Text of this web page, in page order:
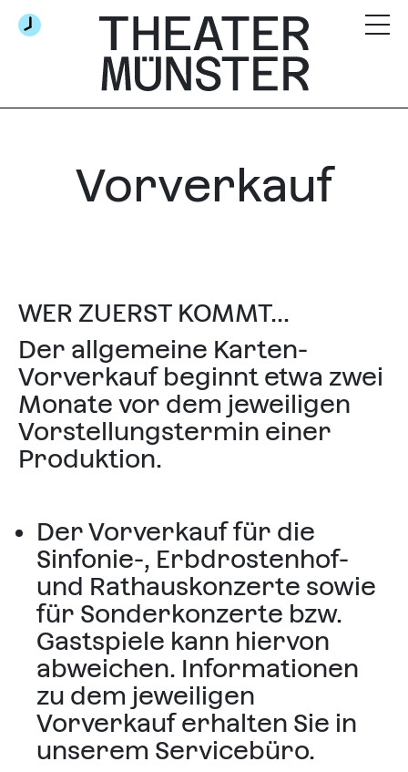
Vorverkauf
WER ZUERST KOMMT...
Der allgemeine Karten-
Vorverkauf beginnt etwa zwei
Monate vor dem jeweiligen
Vorstellungstermin einer
Produktion.
Der Vorverkauf für die
Sinfonie-, Erbdrostenhof-
und Rathauskonzerte sowie
für Sonderkonzerte bzw.
Gastspiele kann hiervon
abweichen. Informationen
zu dem jeweiligen
Vorverkauf erhalten Sie in
unserem Servicebüro.